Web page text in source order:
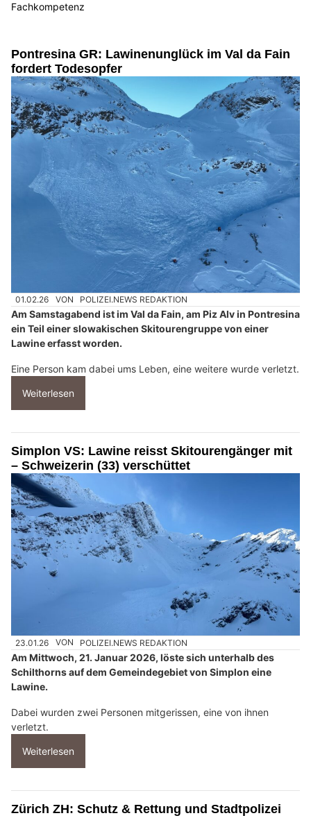
Fachkompetenz
Pontresina GR: Lawinenunglück im Val da Fain
fordert Todesopfer
01.02.26 VON POLIZEI.NEWS REDAKTION
Am Samstagabend ist im Val da Fain, am Piz Alv in Pontresina
ein Teil einer slowakischen Skitourengruppe von einer
Lawine erfasst worden.
Eine Person kam dabei ums Leben, eine weitere wurde verletzt.
Weiterlesen
Simplon VS: Lawine reisst Skitourengänger mit
– Schweizerin (33) verschüttet
23.01.26 VON POLIZEI.NEWS REDAKTION
Am Mittwoch, 21. Januar 2026, löste sich unterhalb des
Schilthorns auf dem Gemeindegebiet von Simplon eine
Lawine.
Dabei wurden zwei Personen mitgerissen, eine von ihnen
verletzt.
Weiterlesen
Zürich ZH: Schutz & Rettung und Stadtpolizei